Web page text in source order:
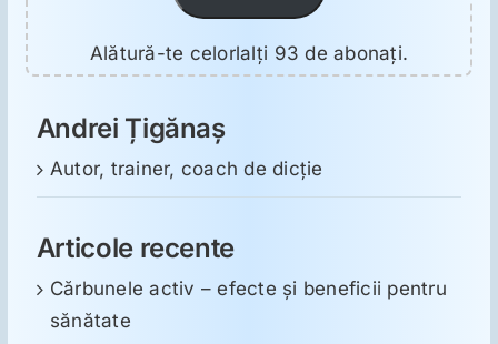
Alătură-te celorlalți 93 de abonați.
Andrei Țigănaș
Autor, trainer, coach de dicție
Articole recente
Cărbunele activ – efecte și beneficii pentru
sănătate